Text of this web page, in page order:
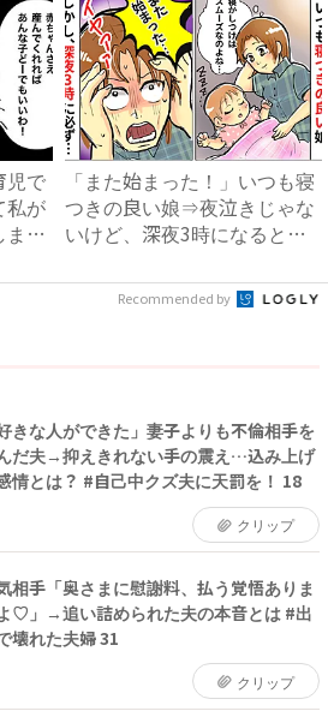
児で
私が
い
「また始まった！」いつも寝
つきの良い娘⇒夜泣きじゃな
いけど、深夜3時になると必
Recommended by
好きな人ができた」妻子よりも不倫相手を
だ夫→抑えきれない手の震え…込み上げ
情とは？ #自己中クズ夫に天罰を！ 18
クリップ
相手「奥さまに慰謝料、払う覚悟ありま
♡」→追い詰められた夫の本音とは #出
壊れた夫婦 31
クリップ